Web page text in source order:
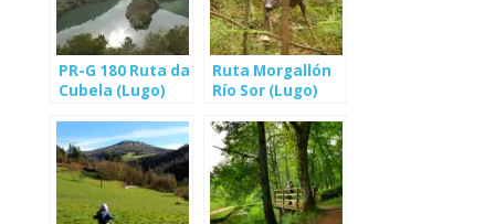
PR-G 180 Ruta da
Cubela (Lugo)
Ruta Morgallón
Río Sor (Lugo)